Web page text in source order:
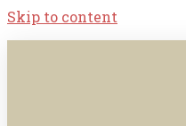
Skip to content